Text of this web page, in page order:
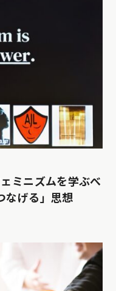
ミニズムを学ぶべ
なげる」思想